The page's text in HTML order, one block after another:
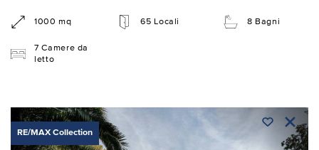
1000 mq 65 Locali 8 Bagni
7 Camere da
letto
RE/MAX Collection